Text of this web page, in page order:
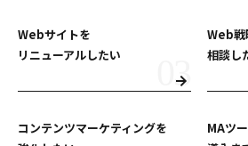
Webサイトを
リニューアルしたい
Web戦
相談し
コンテンツマーケティングを
MAツ